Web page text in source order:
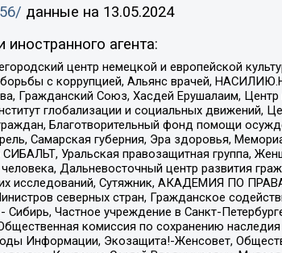
данные на 13.05.2024
агента:
центр немецкой и европейской
с коррупцией, Альянс врачей,
Гражданский Союз, Хасдей Ерушалаим,
глобализации и социальных движений,
Благотворительный фонд помощи
Самарская губерния, Эра здоровья,
Уральская правозащитная группа,
Дальневосточный центр развития
исследований, Сутяжник, АКАДЕМИЯ ПО
северных стран, Гражданское
Частное учреждение в Санкт-
комиссия по сохранению
Информации, Экозащита!-Женсовет,